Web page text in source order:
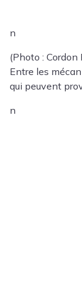
n
(Photo : Cordon
Entre les
qui peuvent
n